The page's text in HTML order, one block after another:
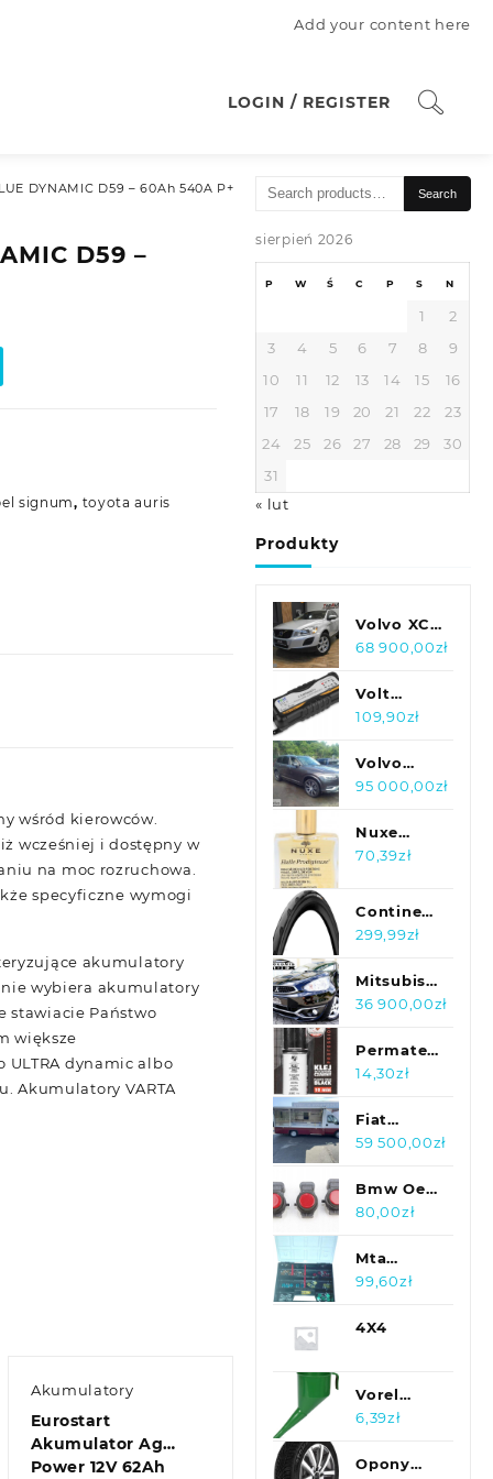
Add your content here
LOGIN / REGISTER
DYNAMIC D59 – 60Ah 540A P+
D59 –
signum, toyota auris
wśród kierowców.
wcześniej i dostępny w
na moc rozruchowa.
specyficzne wymogi
akumulatory
wybiera akumulatory
stawiacie Państwo
większe
dynamic albo
Akumulatory VARTA
Akumulatory
Eurostart
Akumulator Ag
Power 12V 62Ah
Search
Search
sierpień 2026
P W Ś C P S N
1
2
3
4 5 6 7 8
9
10
11 12 13 14 15
16
17
18 19 20 21 22
23
24
25 26 27 28 29
30
31
« lut
Produkty
Volvo XC
60 *2.0 d
PERFEKCYJNY
* automat
68 900,00zł
Volt
Prostownik
Polska
6V/12V 6A
109,90zł
Volvo
XC90 V
95 000,00zł
Nuxe
Huile
Suchy
Pielęgnacji
Twarzy
Włosów
70,39zł
Continental
Grand
700 X 25C
299,99zł
Mitsubishi
Space
80KM/
Klima/Navi/
36 900,00zł
Permatex
Klej Do
Plastiku
10Min.
25Ml - 20-
A54
14,30zł
Fiat
Ducato
Foodtruck
food
Borco
59 500,00zł
Bmw Oe
Czujnik
Karmesinrot
A61 Bmw
F22 F23
80,00zł
Mta
Bezpiecznik
Sygnalizacja
35
99,60zł
4X4
Vorel
83018
6,39zł
Opony